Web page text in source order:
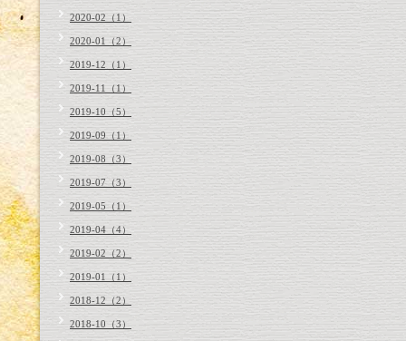
2020-02（1）
2020-01（2）
2019-12（1）
2019-11（1）
2019-10（5）
2019-09（1）
2019-08（3）
2019-07（3）
2019-05（1）
2019-04（4）
2019-02（2）
2019-01（1）
2018-12（2）
2018-10（3）